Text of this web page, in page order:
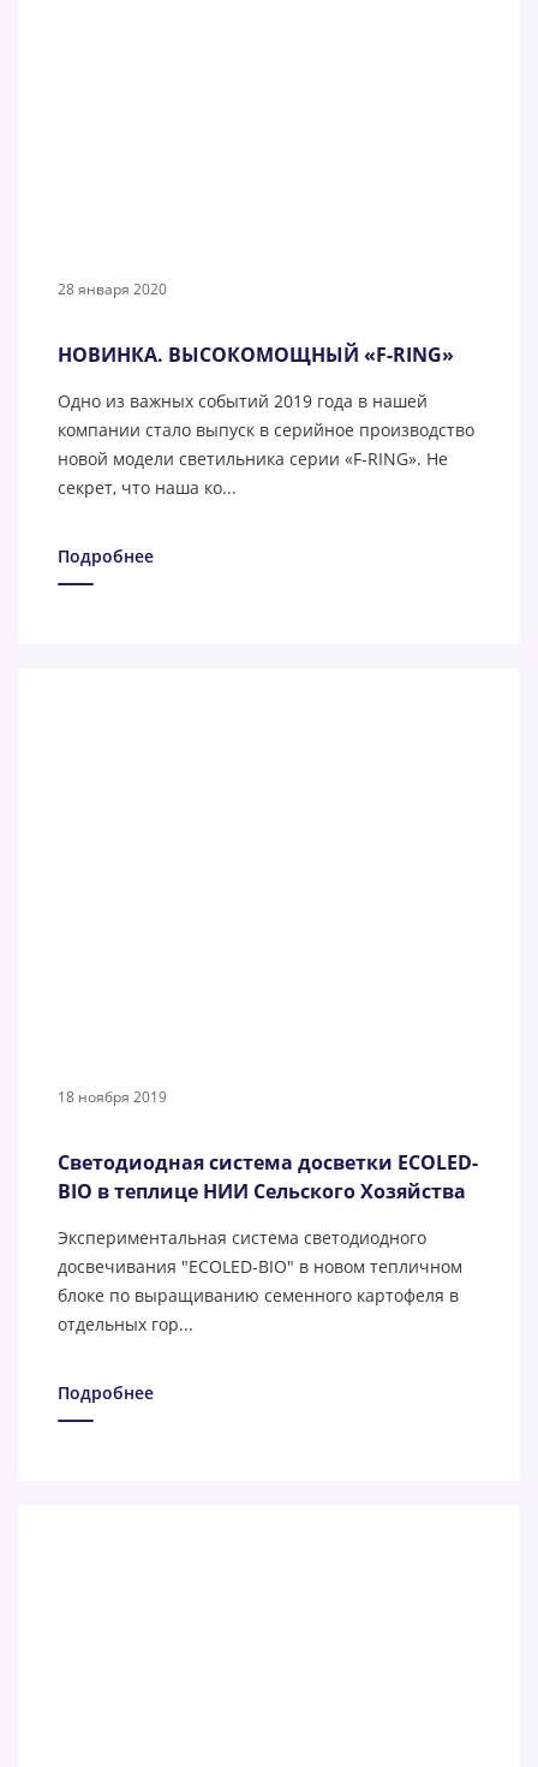
28 января 2020
НОВИНКА. ВЫСОКОМОЩНЫЙ «F-RING»
Одно из важных событий 2019 года в нашей
компании стало выпуск в серийное производство
новой модели светильника серии «F-RING». Не
секрет, что наша ко...
Подробнее
18 ноября 2019
Светодиодная система досветки ECOLED-
BIO в теплице НИИ Сельского Хозяйства
Экспериментальная система светодиодного
досвечивания "ECOLED-BIO" в новом тепличном
блоке по выращиванию семенного картофеля в
отдельных гор...
Подробнее